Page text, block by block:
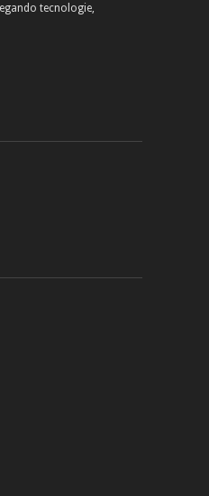
tecnologie,